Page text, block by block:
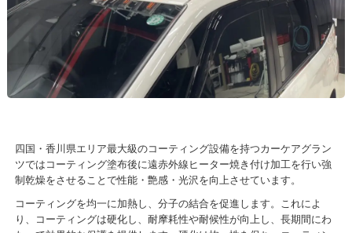
四国・香川県エリア最大級のコーティング設備を持つカーケアグラン
ツではコーティング塗布後に遠赤外線ヒーター焼き付け加工を行い強
制乾燥をさせることで性能・艶感・光沢を向上させています。
コーティングを均一に加熱し、分子の結合を促進します。これによ
り、コーティングは硬化し、耐摩耗性や耐候性が向上し、長期間にわ